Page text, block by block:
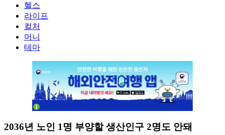
헬스
라이프
컬처
머니
테마
2036년 노인 1명 부양할 생산인구 2명도 안돼